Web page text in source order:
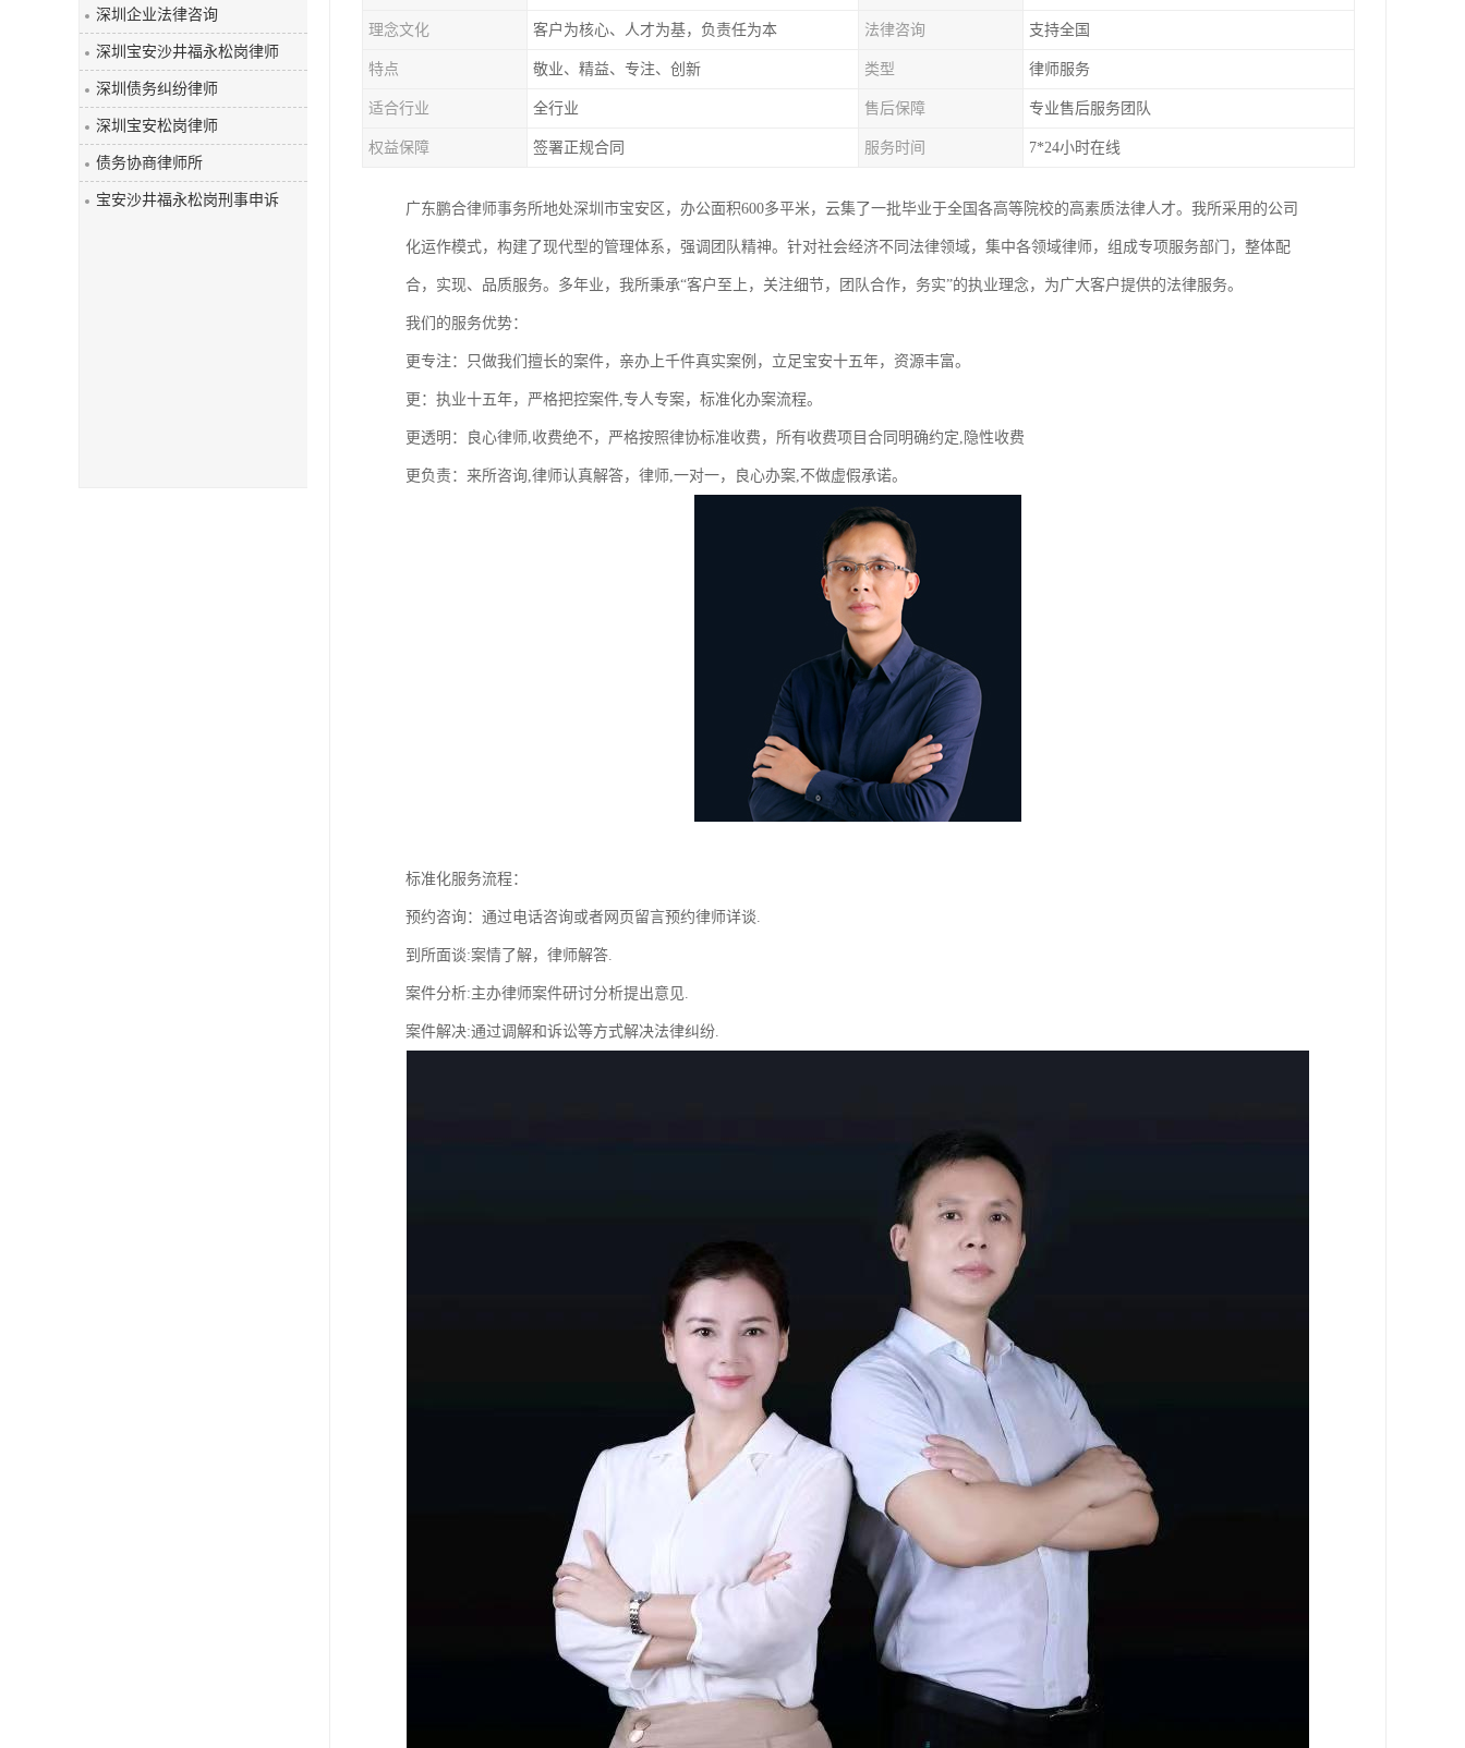
深圳企业法律咨询
深圳宝安沙井福永松岗律师
深圳债务纠纷律师
深圳宝安松岗律师
债务协商律师所
宝安沙井福永松岗刑事申诉
理念文化 客户为核心、人才为基，负责任为本 法律咨询 支持全国
特点 敬业、精益、专注、创新 类型 律师服务
适合行业 全行业 售后保障 专业售后服务团队
权益保障 签署正规合同 服务时间 7*24小时在线
广东鹏合律师事务所地处深圳市宝安区，办公面积600多平米，云集了一批毕业于全国各高等院校的高素质法律人才。我所采用的公司
化运作模式，构建了现代型的管理体系，强调团队精神。针对社会经济不同法律领域，集中各领域律师，组成专项服务部门，整体配
合，实现、品质服务。多年业，我所秉承“客户至上，关注细节，团队合作，务实”的执业理念，为广大客户提供的法律服务。
我们的服务优势：
更专注：只做我们擅长的案件，亲办上千件真实案例，立足宝安十五年，资源丰富。
更：执业十五年，严格把控案件,专人专案，标准化办案流程。
更透明：良心律师,收费绝不，严格按照律协标准收费，所有收费项目合同明确约定,隐性收费
更负责：来所咨询,律师认真解答，律师,一对一，良心办案,不做虚假承诺。
标准化服务流程：
预约咨询：通过电话咨询或者网页留言预约律师详谈.
到所面谈:案情了解，律师解答.
案件分析:主办律师案件研讨分析提出意见.
案件解决:通过调解和诉讼等方式解决法律纠纷.